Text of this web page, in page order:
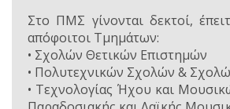
Στο ΠΜΣ γίνονται δεκτοί,
απόφοιτοι Τμημάτων:
• Σχολών Θετικών Επιστημών
• Πολυτεχνικών Σχολών &
• Τεχνολογίας Ήχου και